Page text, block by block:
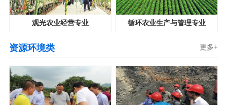
观光农业经营专业 循环农业生产与管理专业
更多+
资源环境类